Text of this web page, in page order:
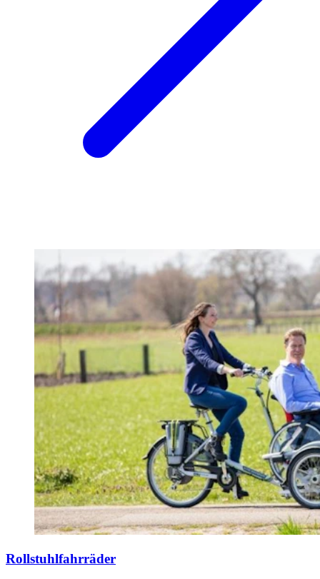
Rollstuhlfahrräder